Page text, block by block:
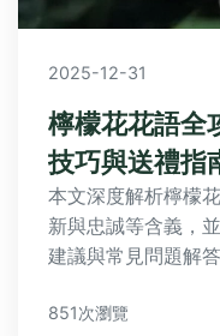
2025-12-31
檸檬花花語全
技巧與送禮指
本文深度解析檸檬
新與忠誠等含義，
建議與常見問題解
握檸檬花的魅力與應
851次瀏覽